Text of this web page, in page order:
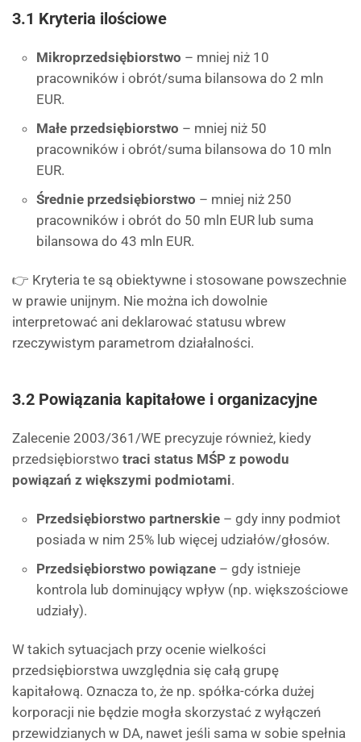
3.1 Kryteria ilościowe
Mikroprzedsiębiorstwo – mniej niż 10
pracowników i obrót/suma bilansowa do 2 mln
EUR.
Małe przedsiębiorstwo – mniej niż 50
pracowników i obrót/suma bilansowa do 10 mln
EUR.
Średnie przedsiębiorstwo – mniej niż 250
pracowników i obrót do 50 mln EUR lub suma
bilansowa do 43 mln EUR.
👉 Kryteria te są obiektywne i stosowane powszechnie
w prawie unijnym. Nie można ich dowolnie
interpretować ani deklarować statusu wbrew
rzeczywistym parametrom działalności.
3.2 Powiązania kapitałowe i organizacyjne
Zalecenie 2003/361/WE precyzuje również, kiedy
przedsiębiorstwo traci status MŚP z powodu
powiązań z większymi podmiotami.
Przedsiębiorstwo partnerskie – gdy inny podmiot
posiada w nim 25% lub więcej udziałów/głosów.
Przedsiębiorstwo powiązane – gdy istnieje
kontrola lub dominujący wpływ (np. większościowe
udziały).
W takich sytuacjach przy ocenie wielkości
przedsiębiorstwa uwzględnia się całą grupę
kapitałową. Oznacza to, że np. spółka-córka dużej
korporacji nie będzie mogła skorzystać z wyłączeń
przewidzianych w DA, nawet jeśli sama w sobie spełnia